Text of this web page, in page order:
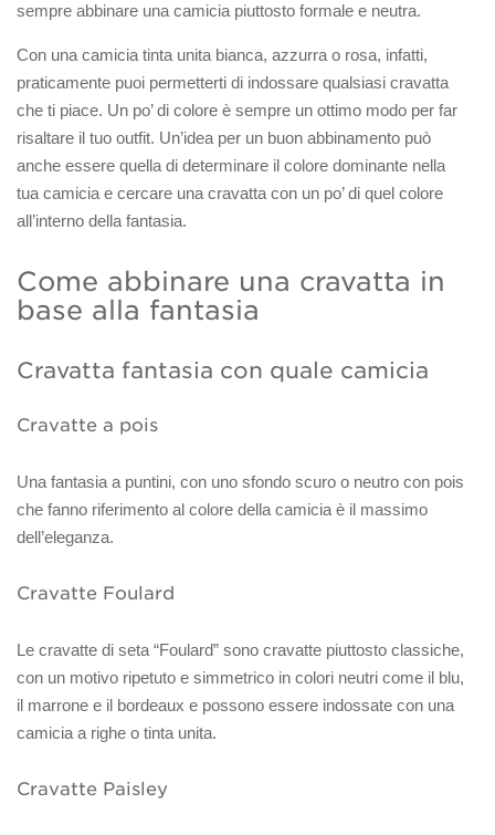
sempre abbinare una camicia piuttosto formale e neutra.
Con una camicia tinta unita bianca, azzurra o rosa, infatti,
praticamente puoi permetterti di indossare qualsiasi cravatta
che ti piace. Un po’ di colore è sempre un ottimo modo per far
risaltare il tuo outfit. Un’idea per un buon abbinamento può
anche essere quella di determinare il colore dominante nella
tua camicia e cercare una cravatta con un po’ di quel colore
all’interno della fantasia.
Come abbinare una cravatta in
base alla fantasia
Cravatta fantasia con quale camicia
Cravatte a pois
Una fantasia a puntini, con uno sfondo scuro o neutro con pois
che fanno riferimento al colore della camicia è il massimo
dell’eleganza.
Cravatte Foulard
Le cravatte di seta “Foulard” sono cravatte piuttosto classiche,
con un motivo ripetuto e simmetrico in colori neutri come il blu,
il marrone e il bordeaux e possono essere indossate con una
camicia a righe o tinta unita.
Cravatte Paisley